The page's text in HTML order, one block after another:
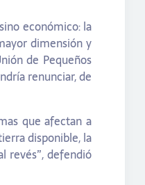
económico: la
dimensión y
de Pequeños
renunciar, de
que afectan a
disponible, la
revés”, defendió